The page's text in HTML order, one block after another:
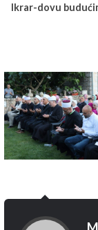
Ikrar-dovu